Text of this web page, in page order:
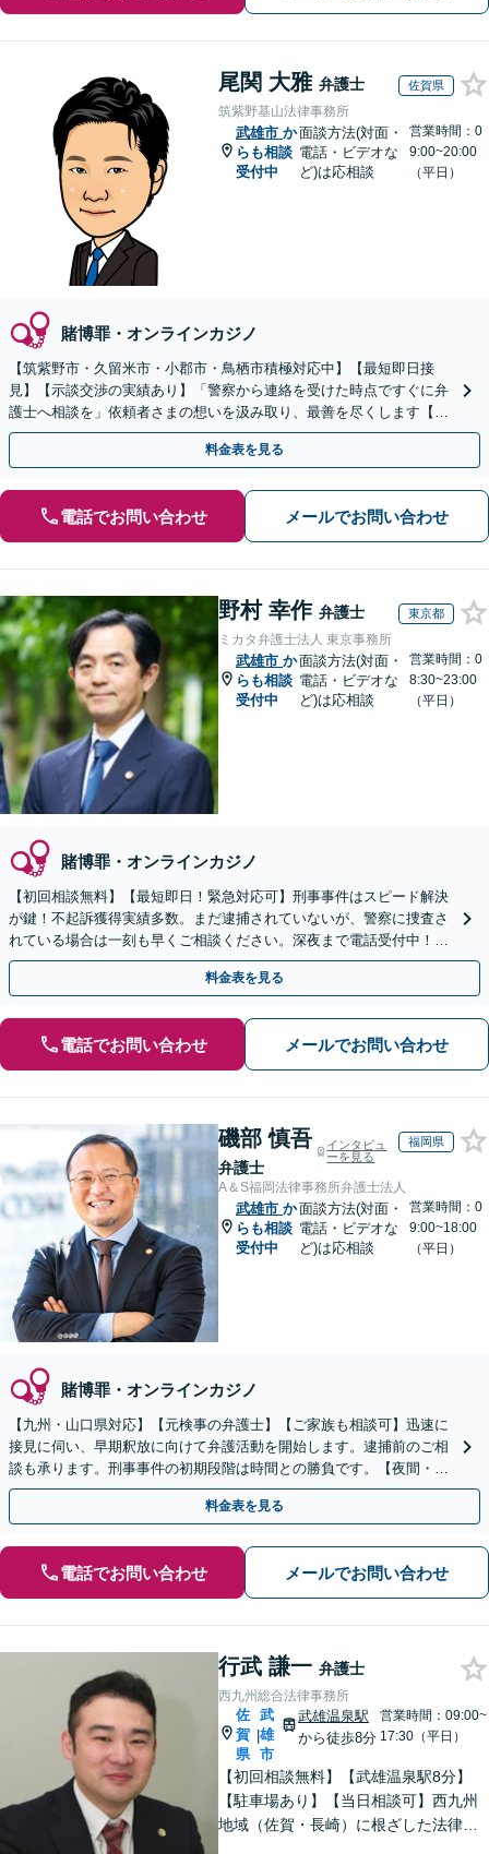
尾関 大雅 弁護士 佐賀県
筑紫野基山法律事務所
武雄市 か
らも相談
受付中
面談方法(対面・
電話・ビデオな
ど)は応相談
営業時間：0
9:00~20:00
（平日）
賭博罪・オンラインカジノ
【筑紫野市・久留米市・小郡市・鳥栖市積極対応中】【最短即日接
見】【示談交渉の実績あり】「警察から連絡を受けた時点ですぐに弁
護士へ相談を」依頼者さまの想いを汲み取り、最善を尽くします【守
秘義務厳守】【土日祝・夜間相談可】
料金表を見る
電話でお問い合わせ メールでお問い合わせ
野村 幸作 弁護士 東京都
ミカタ弁護士法人 東京事務所
武雄市 か
らも相談
受付中
面談方法(対面・
電話・ビデオな
ど)は応相談
営業時間：0
8:30~23:00
（平日）
賭博罪・オンラインカジノ
【初回相談無料】【最短即日！緊急対応可】刑事事件はスピード解決
が鍵！不起訴獲得実績多数。まだ逮捕されていないが、警察に捜査さ
れている場合は一刻も早くご相談ください。深夜まで電話受付中！痴
漢／盗撮／のぞき／その他性犯罪など
料金表を見る
電話でお問い合わせ メールでお問い合わせ
磯部 慎吾
弁護士
インタビュ
ーを見る
福岡県
A＆S福岡法律事務所弁護士法人
武雄市 か
らも相談
受付中
面談方法(対面・
電話・ビデオな
ど)は応相談
営業時間：0
9:00~18:00
（平日）
賭博罪・オンラインカジノ
【九州・山口県対応】【元検事の弁護士】【ご家族も相談可】迅速に
接見に伺い、早期釈放に向けて弁護活動を開始します。逮捕前のご相
談も承ります。刑事事件の初期段階は時間との勝負です。【夜間・休
日対応】【完全個室】【天神駅3分】
料金表を見る
電話でお問い合わせ メールでお問い合わせ
行武 謙一 弁護士
西九州総合法律事務所
佐
賀
県
|
武
雄
市
武雄温泉駅
から徒歩8分
営業時間：09:00~
17:30（平日）
【初回相談無料】【武雄温泉駅8分】
【駐車場あり】【当日相談可】西九州
地域（佐賀・長崎）に根ざした法律事